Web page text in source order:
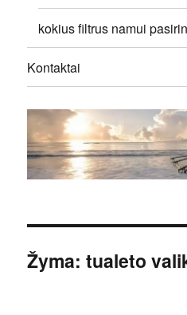
kokius filtrus namui
Kontaktai
Žyma:tualeto